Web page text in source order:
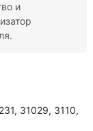
и
31029, 3110,